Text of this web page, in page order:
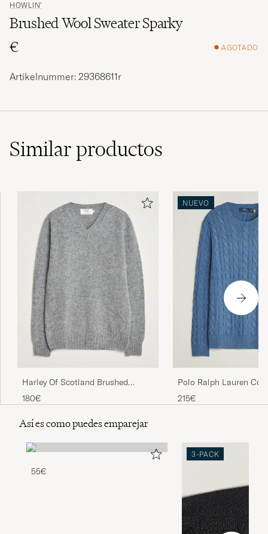
HOWLIN'
Brushed Wool Sweater Sparky
€
AGOTADO
Artikelnummer: 29368611r
Similarproductos
Harley Of Scotland Brushed
Supersoft Lambswool V-Neck Mid
Grey
180€
NUEVO
Polo Ralph Lauren
215€
Así es como puedes emparejar
55€
3-PACK